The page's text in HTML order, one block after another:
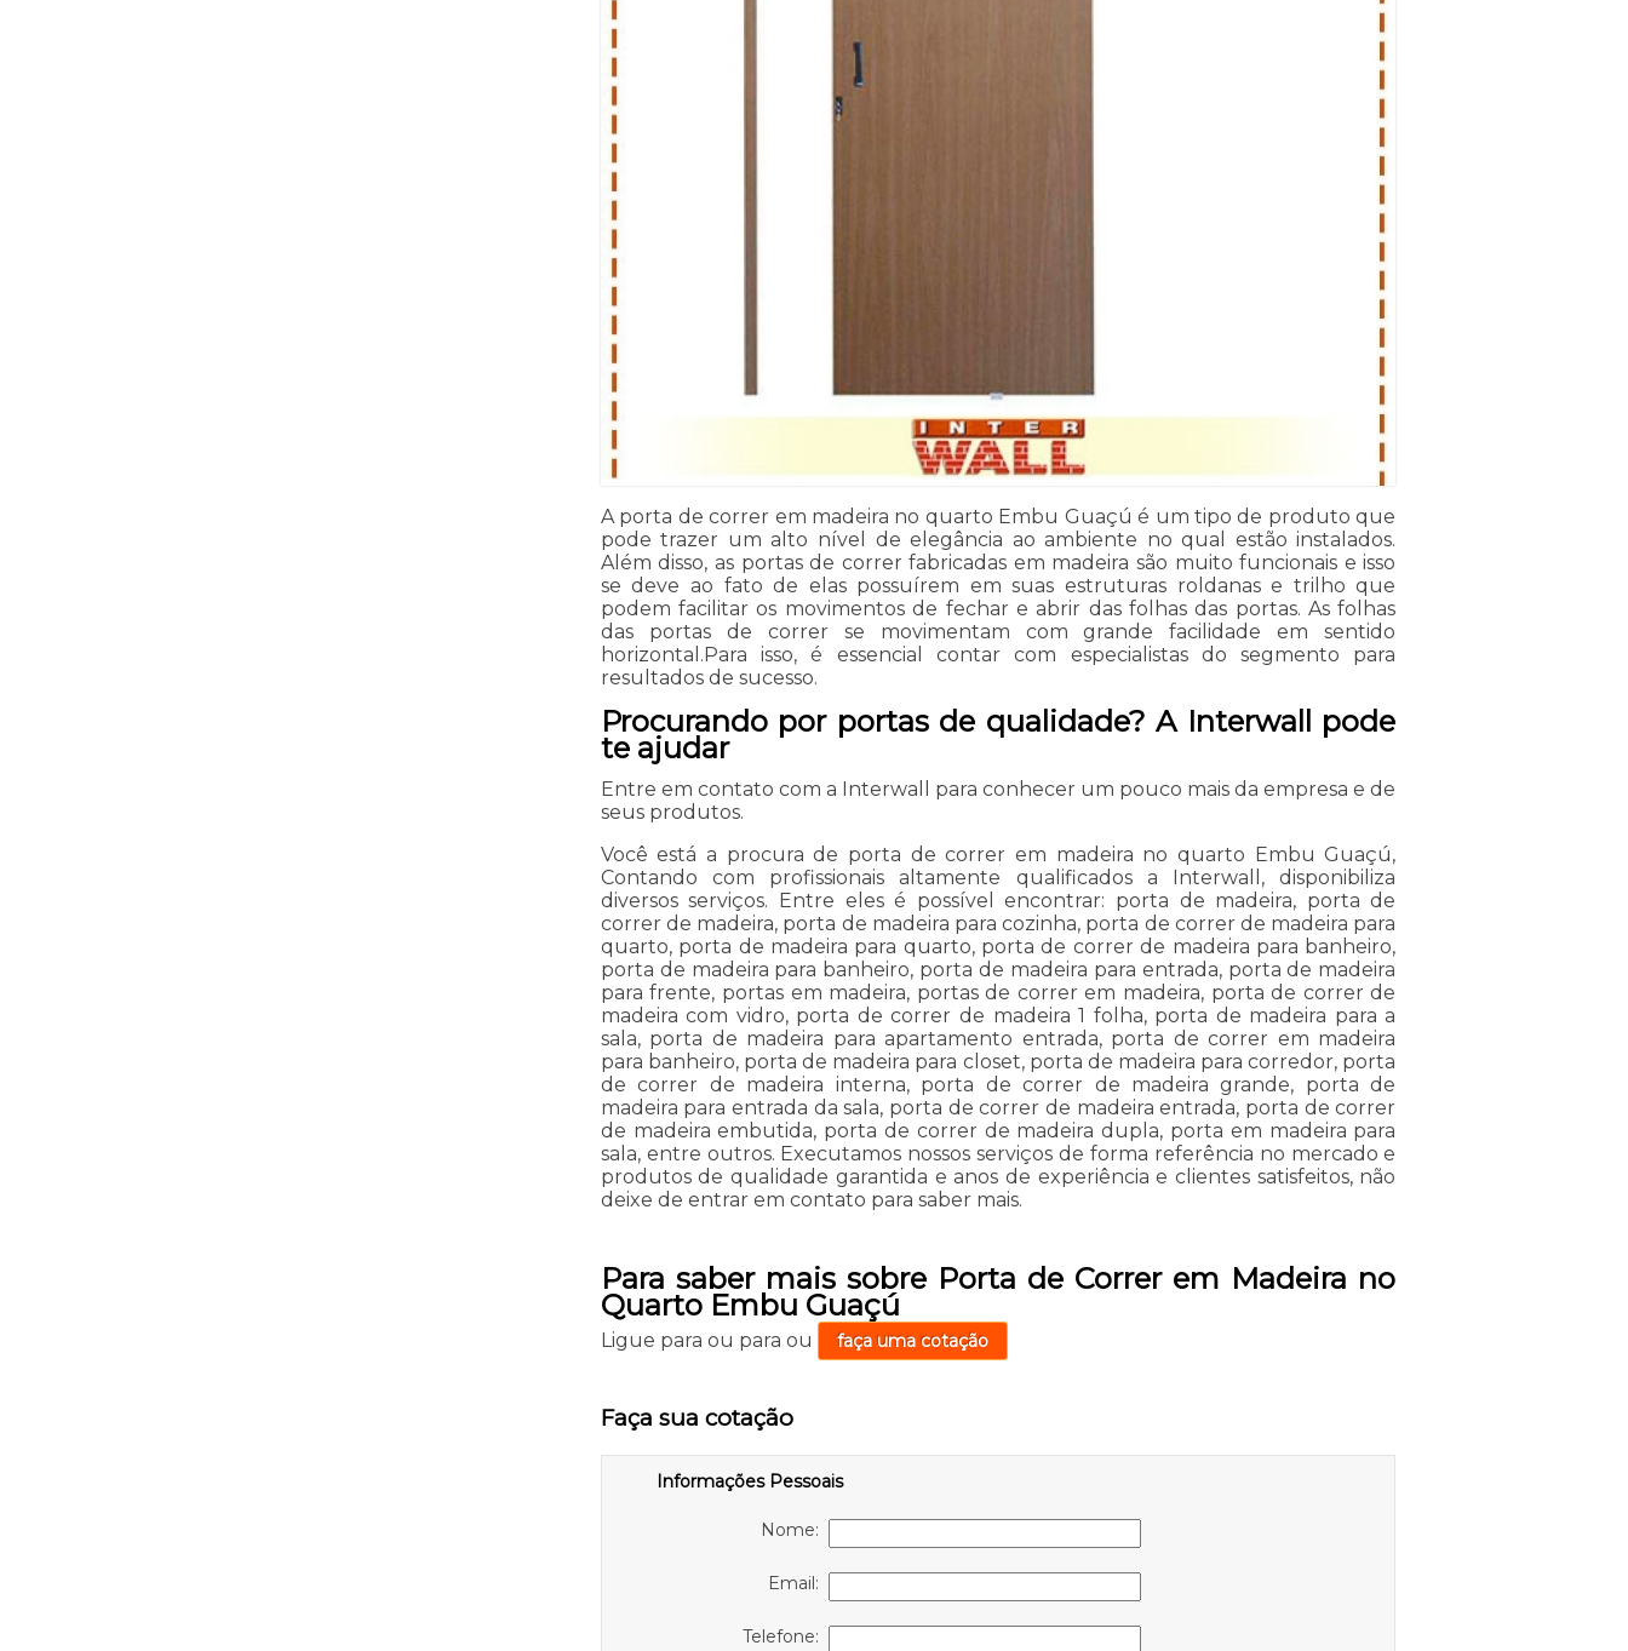
A porta de correr em madeira no quarto Embu Guaçú é um tipo de produto que
pode trazer um alto nível de elegância ao ambiente no qual estão instalados.
Além disso, as portas de correr fabricadas em madeira são muito funcionais e isso
se deve ao fato de elas possuírem em suas estruturas roldanas e trilho que
podem facilitar os movimentos de fechar e abrir das folhas das portas. As folhas
das portas de correr se movimentam com grande facilidade em sentido
horizontal.Para isso, é essencial contar com especialistas do segmento para
resultados de sucesso.
Procurando por portas de qualidade? A Interwall pode
te ajudar
Entre em contato com a Interwall para conhecer um pouco mais da empresa e de
seus produtos.
Você está a procura de porta de correr em madeira no quarto Embu Guaçú,
Contando com profissionais altamente qualificados a Interwall, disponibiliza
diversos serviços. Entre eles é possível encontrar: porta de madeira, porta de
correr de madeira, porta de madeira para cozinha, porta de correr de madeira para
quarto, porta de madeira para quarto, porta de correr de madeira para banheiro,
porta de madeira para banheiro, porta de madeira para entrada, porta de madeira
para frente, portas em madeira, portas de correr em madeira, porta de correr de
madeira com vidro, porta de correr de madeira 1 folha, porta de madeira para a
sala, porta de madeira para apartamento entrada, porta de correr em madeira
para banheiro, porta de madeira para closet, porta de madeira para corredor, porta
de correr de madeira interna, porta de correr de madeira grande, porta de
madeira para entrada da sala, porta de correr de madeira entrada, porta de correr
de madeira embutida, porta de correr de madeira dupla, porta em madeira para
sala, entre outros. Executamos nossos serviços de forma referência no mercado e
produtos de qualidade garantida e anos de experiência e clientes satisfeitos, não
deixe de entrar em contato para saber mais.
Para saber mais sobre Porta de Correr em Madeira no
Quarto Embu Guaçú
Ligue para ou para ou faça uma cotação
Faça sua cotação
Informações Pessoais
Nome:
Email:
Telefone: